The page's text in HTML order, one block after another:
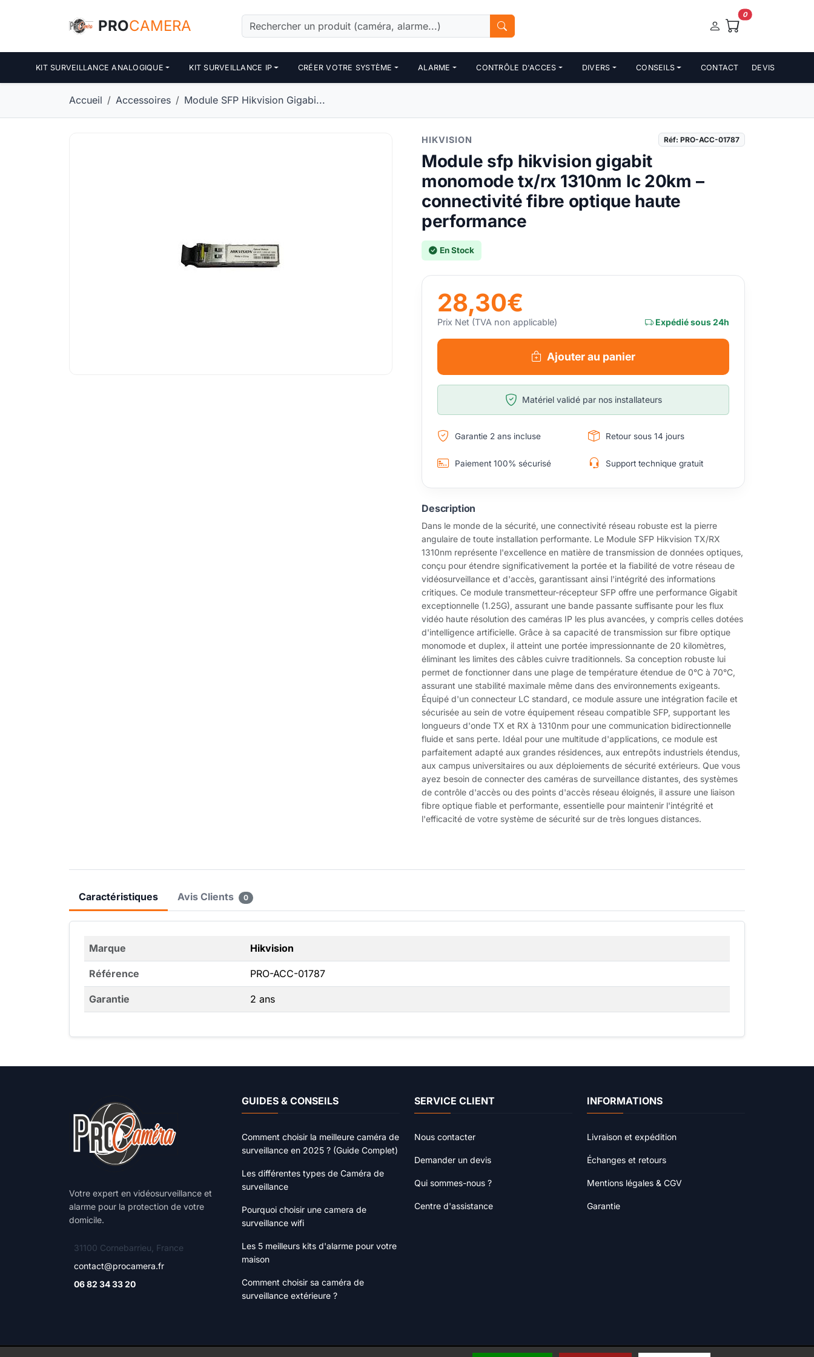
PROCAMERA
0
KIT SURVEILLANCE ANALOGIQUE KIT SURVEILLANCE IP CRÉER VOTRE SYSTÈME ALARME CONTRÔLE D'ACCES DIVERS CONSEILS CONTACT DEVIS
Accueil Accessoires Module SFP Hikvision Gigabi...
HIKVISION Réf: PRO-ACC-01787
Module sfp hikvision gigabit
monomode tx/rx 1310nm lc 20km –
connectivité fibre optique haute
performance
En Stock
28,30€
Prix Net (TVA non applicable) Expédié sous 24h
Ajouter au panier
Matériel validé par nos installateurs
Garantie 2 ans incluse Retour sous 14 jours
Paiement 100% sécurisé Support technique gratuit
Description
Dans le monde de la sécurité, une connectivité réseau robuste est la pierre
angulaire de toute installation performante. Le Module SFP Hikvision TX/RX
1310nm représente l'excellence en matière de transmission de données optiques,
conçu pour étendre significativement la portée et la fiabilité de votre réseau de
vidéosurveillance et d'accès, garantissant ainsi l'intégrité des informations
critiques. Ce module transmetteur-récepteur SFP offre une performance Gigabit
exceptionnelle (1.25G), assurant une bande passante suffisante pour les flux
vidéo haute résolution des caméras IP les plus avancées, y compris celles dotées
d'intelligence artificielle. Grâce à sa capacité de transmission sur fibre optique
monomode et duplex, il atteint une portée impressionnante de 20 kilomètres,
éliminant les limites des câbles cuivre traditionnels. Sa conception robuste lui
permet de fonctionner dans une plage de température étendue de 0°C à 70°C,
assurant une stabilité maximale même dans des environnements exigeants.
Équipé d'un connecteur LC standard, ce module assure une intégration facile et
sécurisée au sein de votre équipement réseau compatible SFP, supportant les
longueurs d'onde TX et RX à 1310nm pour une communication bidirectionnelle
fluide et sans perte. Idéal pour une multitude d'applications, ce module est
parfaitement adapté aux grandes résidences, aux entrepôts industriels étendus,
aux campus universitaires ou aux déploiements de sécurité extérieurs. Que vous
ayez besoin de connecter des caméras de surveillance distantes, des systèmes
de contrôle d'accès ou des points d'accès réseau éloignés, il assure une liaison
fibre optique fiable et performante, essentielle pour maintenir l'intégrité et
l'efficacité de votre système de sécurité sur de très longues distances.
Caractéristiques Avis Clients 0
Marque Hikvision
Référence PRO-ACC-01787
Garantie 2 ans
Votre expert en vidéosurveillance et
alarme pour la protection de votre
domicile.
31100 Cornebarrieu, France
contact@procamera.fr
06 82 34 33 20
GUIDES & CONSEILS
Comment choisir la meilleure caméra de
surveillance en 2025 ? (Guide Complet)
Les différentes types de Caméra de
surveillance
Pourquoi choisir une camera de
surveillance wifi
Les 5 meilleurs kits d'alarme pour votre
maison
Comment choisir sa caméra de
surveillance extérieure ?
SERVICE CLIENT
Nous contacter
Demander un devis
Qui sommes-nous ?
Centre d'assistance
INFORMATIONS
Livraison et expédition
Échanges et retours
Mentions légales & CGV
Garantie